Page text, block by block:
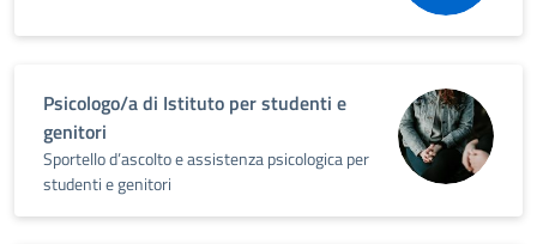
Psicologo/a di Istituto per studenti e
genitori
Sportello d’ascolto e assistenza psicologica per
studenti e genitori